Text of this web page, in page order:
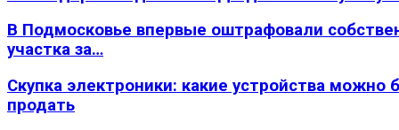
В Подмосковье впервые оштрафовали
участка за…
Скупка электроники: какие устройства можно
продать